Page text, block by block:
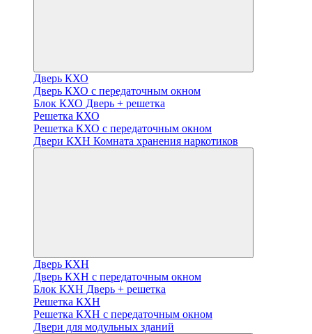
Дверь КХО
Дверь КХО с передаточным окном
Блок КХО Дверь + решетка
Решетка КХО
Решетка КХО с передаточным окном
Двери КХН Комната хранения наркотиков
Дверь КХН
Дверь КХН с передаточным окном
Блок КХН Дверь + решетка
Решетка КХН
Решетка КХН с передаточным окном
Двери для модульных зданий